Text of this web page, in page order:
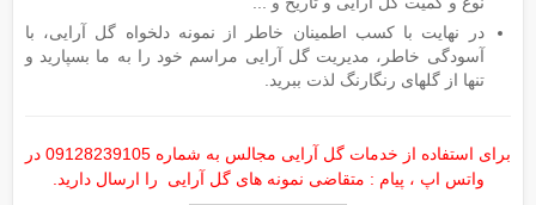
در نهایت با کسب اطمینان خاطر از نمونه دلخواه گل آرایی، با
آسودگی خاطر، مدیریت گل آرایی مراسم خود را به ما بسپارید و
تنها از گلهای رنگارنگ لذت ببرید.
برای استفاده از خدمات گل آرایی مجالس به شماره 09128239105 در
واتس اپ ، پیام : متقاضی نمونه های گل آرایی را ارسال دارید.